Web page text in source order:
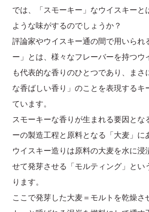
では、「スモーキー」なウイスキーと
ような味がするのでしょうか？
評論家やウイスキー通の間で用いられ
ー」とは、様々なフレーバーを持つウ
も代表的な香りのひとつであり、まさ
な香ばしい香り」のことを表現するキ
ています。
スモーキーな香りが生まれる要因とな
ーの製造工程と原料となる「大麦」に
ウイスキー造りは原料の大麦を水に浸
せて発芽させる「モルティング」とい
ります。
ここで発芽した大麦＝モルトを乾燥さ